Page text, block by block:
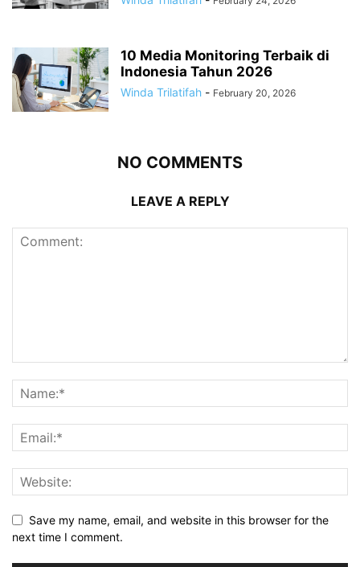
10 Media Monitoring Terbaik di
Indonesia Tahun 2026
Winda Trilatifah - February 20, 2026
NO COMMENTS
LEAVE A REPLY
Save my name, email, and website in this browser for the
next time I comment.